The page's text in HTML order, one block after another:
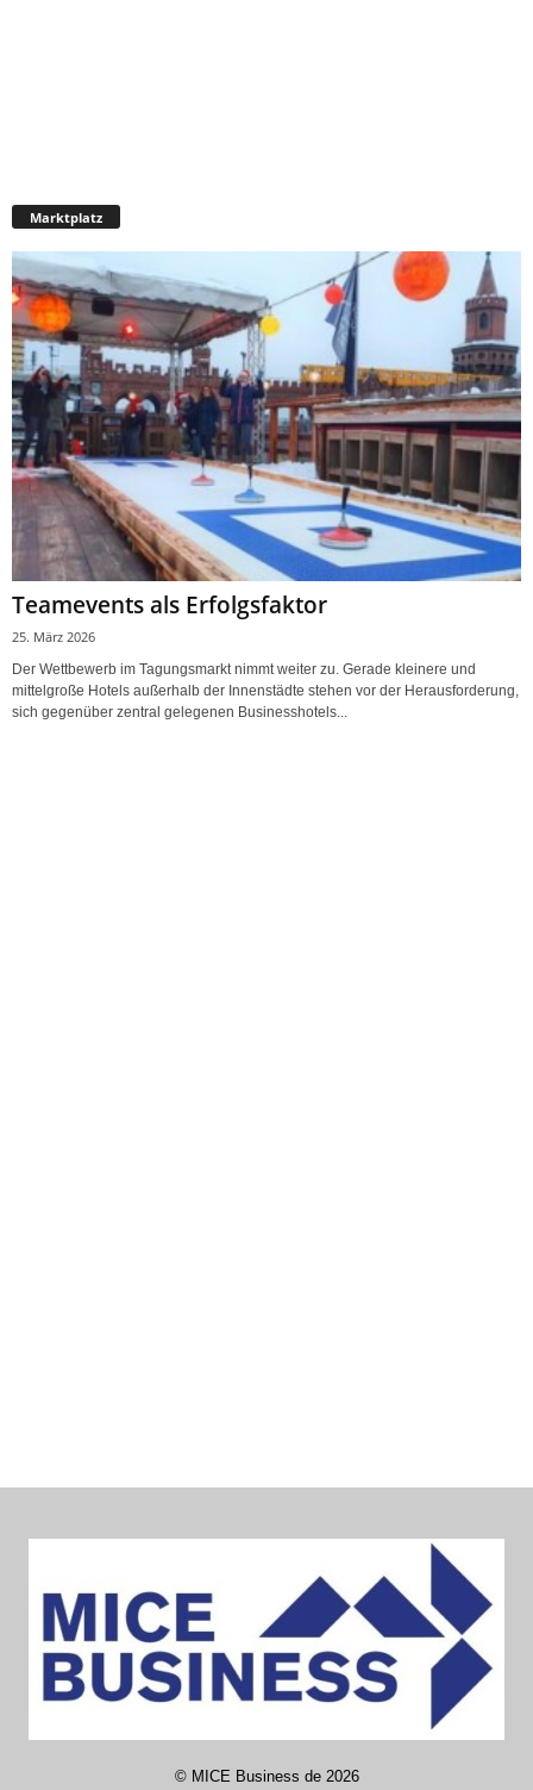
Marktplatz
Teamevents als Erfolgsfaktor
25. März 2026
Der Wettbewerb im Tagungsmarkt nimmt weiter zu. Gerade kleinere und
mittelgroße Hotels außerhalb der Innenstädte stehen vor der Herausforderung,
sich gegenüber zentral gelegenen Businesshotels...
© MICE Business de2026